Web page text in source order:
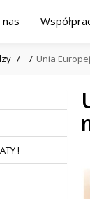
nas
Unia
!